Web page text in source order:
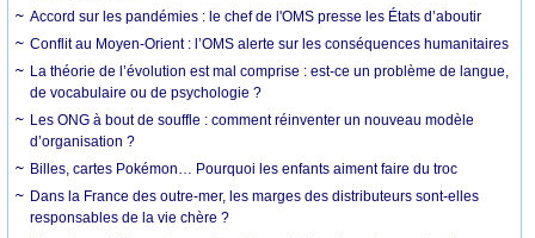
Accord sur les pandémies : le chef de l'OMS presse les États d’aboutir
Conflit au Moyen-Orient : l’OMS alerte sur les conséquences humanitaires
La théorie de l’évolution est mal comprise : est-ce un problème de langue,
de vocabulaire ou de psychologie ?
Les ONG à bout de souffle : comment réinventer un nouveau modèle
d’organisation ?
Billes, cartes Pokémon… Pourquoi les enfants aiment faire du troc
Dans la France des outre-mer, les marges des distributeurs sont-elles
responsables de la vie chère ?